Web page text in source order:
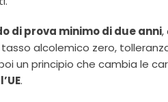
di prova minimo di due anni,
alcolemico zero,
un principio che cambia le
.